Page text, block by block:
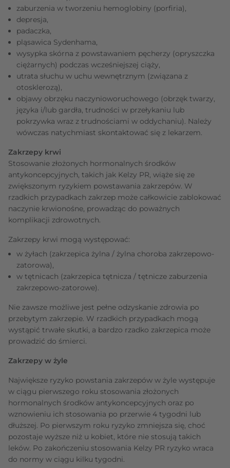
zaburzenia w tworzeniu hemoglobiny (porfiria),
depresja,
padaczka,
pląsawica Sydenhama,
wysypka skórna z powstawaniem pęcherzy (opryszczka
ciężarnych) podczas wcześniejszej ciąży,
utrata słuchu w uchu wewnętrznym (związana z
otosklerozą),
objawy obrzęku naczynioworuchowego (obrzęk twarzy,
języka i/lub gardła, trudności w przełykaniu lub
pokrzywka wraz z trudnościami w oddychaniu). Należy
wówczas natychmiast skontaktować się z lekarzem.
Zakrzepy krwi
Stosowanie złożonych hormonalnych środków
antykoncepcyjnych, takich jak Kelzy PR, wiąże się ze
zwiększonym ryzykiem powstawania zakrzepów. W
rzadkich przypadkach zakrzep może całkowicie zablokować
naczynie krwionośne, prowadząc do poważnych
komplikacji zdrowotnych.
Zakrzepy krwi mogą występować:
w żyłach (zakrzepica żylna / żylna choroba zakrzepowo-
zatorowa),
w tętnicach (zakrzepica tętnicza / tętnicze zaburzenia
zakrzepowo-zatorowe).
Nie zawsze możliwe jest pełne odzyskanie zdrowia po
przebytym zakrzepie. W rzadkich przypadkach mogą
wystąpić trwałe skutki, a bardzo rzadko zakrzepica może
prowadzić do śmierci.
Zakrzepy w żyle
Największe ryzyko powstania zakrzepów w żyle występuje
w ciągu pierwszego roku stosowania złożonych
hormonalnych środków antykoncepcyjnych oraz po
wznowieniu ich stosowania po przerwie 4 tygodni lub
dłuższej. Po pierwszym roku ryzyko zmniejsza się, choć
pozostaje wyższe niż u kobiet, które nie stosują takich
leków. Po zakończeniu stosowania Kelzy PR ryzyko wraca
do normy w ciągu kilku tygodni.